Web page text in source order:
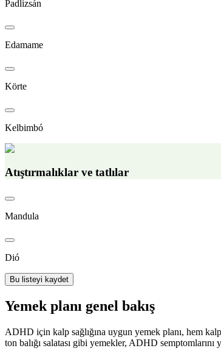
Padlizsán
Edamame
Körte
Kelbimbó
Atıştırmalıklar ve tatlılar
Mandula
Dió
Bu listeyi kaydet
Yemek planı genel bakış
ADHD için kalp sağlığına uygun yemek planı, hem
ton balığı salatası gibi yemekler, ADHD